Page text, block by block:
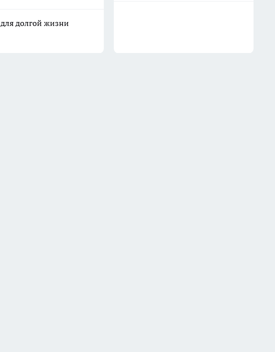
долгой жизни